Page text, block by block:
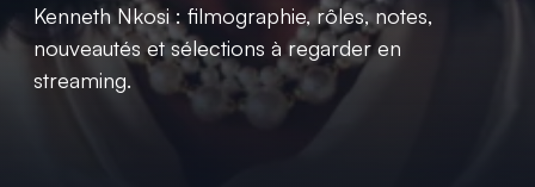
Kenneth Nkosi : filmographie, rôles, notes,
nouveautés et sélections à regarder en
streaming.